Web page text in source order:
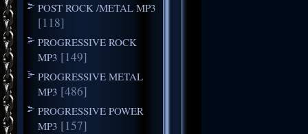
POST ROCK /METAL MP3
[118]
PROGRESSIVE ROCK
MP3 [149]
PROGRESSIVE METAL
MP3 [486]
PROGRESSIVE POWER
MP3 [157]